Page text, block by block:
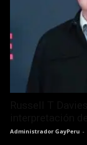
Administrador GayPeru -